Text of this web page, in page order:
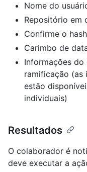
Nome do
Repositório em
Confirme o
Carimbo de
Informações
ramificação (as
estão
individuais)
Resultados
O colaborador é
deve executar a